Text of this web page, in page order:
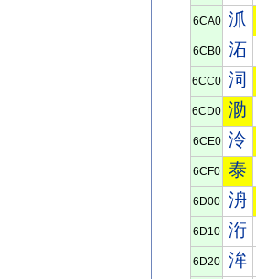
6CA0 沠
6CB0 沰
6CC0 泀
6CD0 泐
6CE0 泠
6CF0 泰
6D00 洀
6D10 洐
6D20 洠